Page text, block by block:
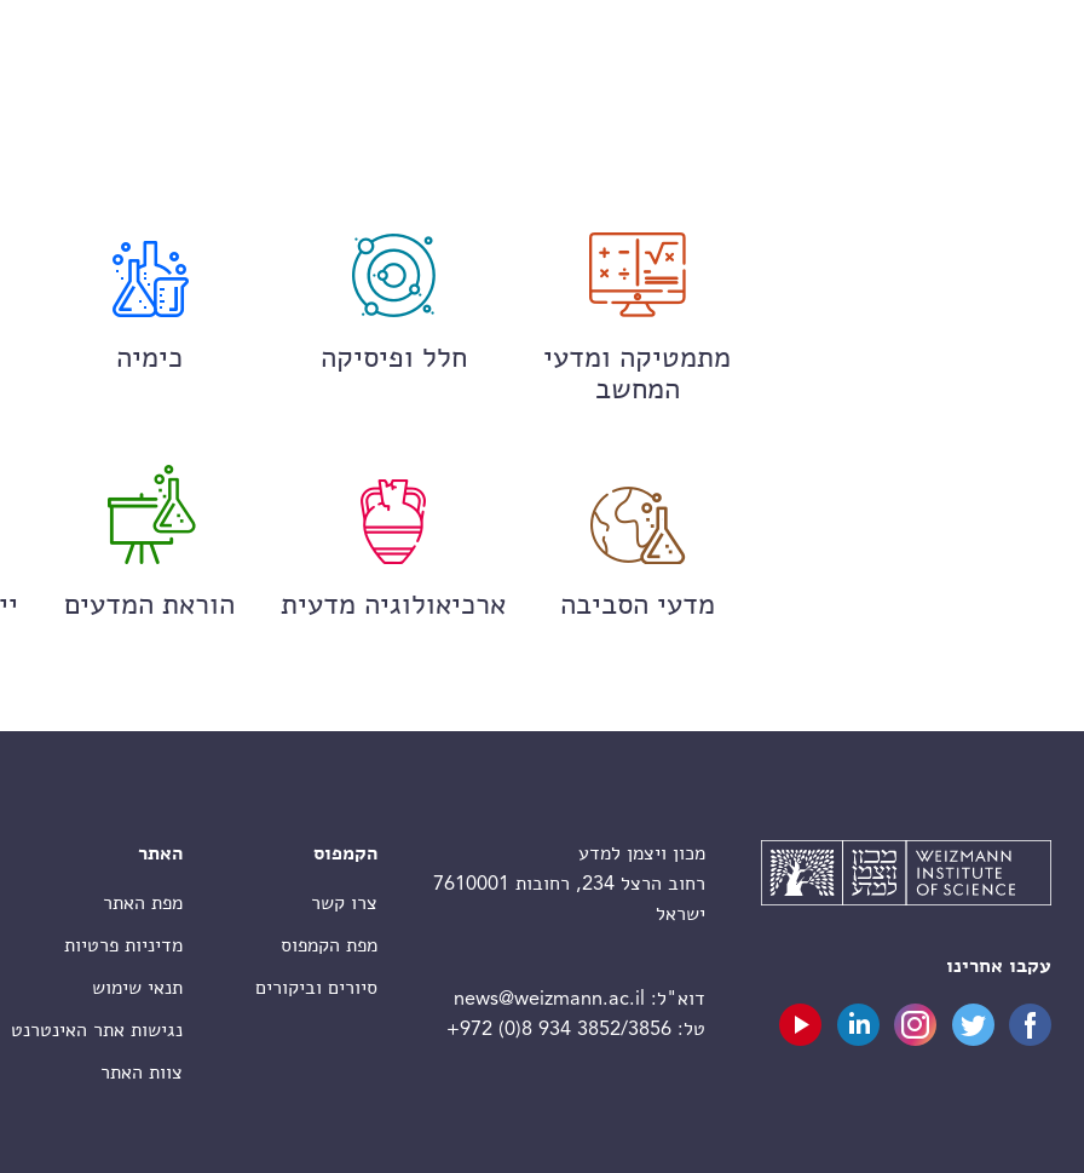
מתמטיקה ומדעי
המחשב
חלל ופיסיקה כימיה
מדעי הסביבה ארכיאולוגיה מדעית הוראת המדעים
עקבו אחרינו
מכון ויצמן למדע
רחוב הרצל 234, רחובות 7610001
ישראל
דוא"ל: news@weizmann.ac.il
טל:+972 (0)8 934 3852/3856
הקמפוס
צרו קשר
מפת הקמפוס
סיורים וביקורים
האתר
מפת האתר
מדיניות פרטיות
תנאי שימוש
נגישות אתר האינטרנט
צוות האתר